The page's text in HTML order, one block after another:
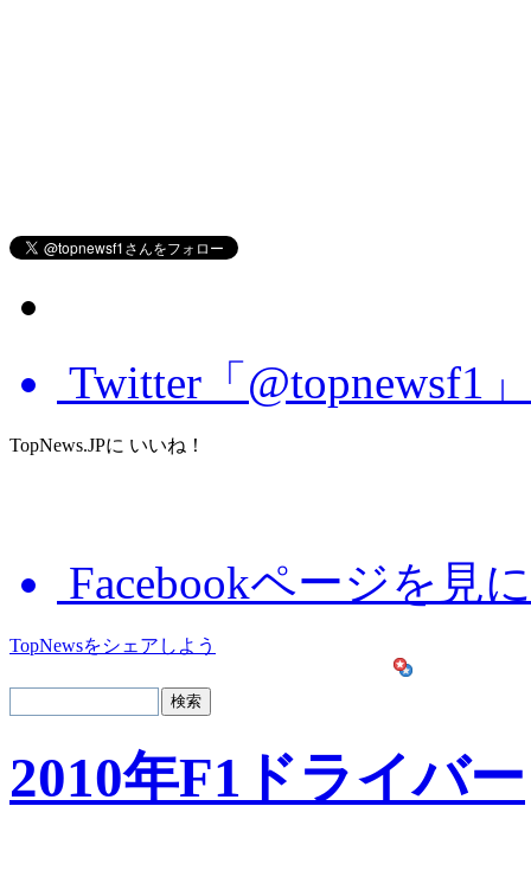
Twitter「@topnewsf1
TopNews.JPに いいね！
Facebookページを見
TopNewsをシェアしよう
2010年F1ドライバー